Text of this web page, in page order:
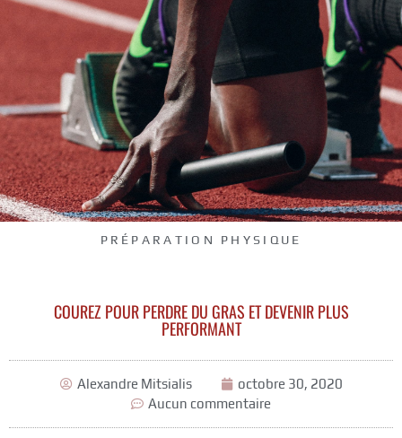
PRÉPARATION PHYSIQUE
COUREZ POUR PERDRE DU GRAS ET DEVENIR PLUS
PERFORMANT
Alexandre Mitsialis
octobre 30, 2020
Aucun commentaire